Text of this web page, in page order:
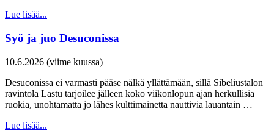
Lue lisää...
Syö ja juo Desuconissa
10.6.2026 (viime kuussa)
Desuconissa ei varmasti pääse nälkä yllättämään, sillä Sibeliustalon
ravintola Lastu tarjoilee jälleen koko viikonlopun ajan herkullisia
ruokia, unohtamatta jo lähes kulttimainetta nauttivia lauantain …
Lue lisää...